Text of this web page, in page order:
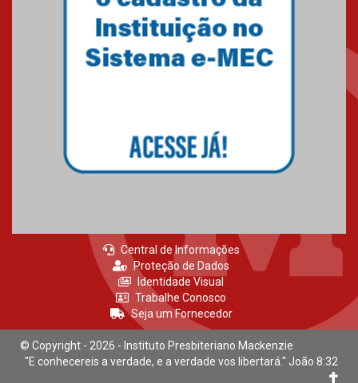
Central de Informações
Proteção de Dados
Identidade Visual
Trabalhe Conosco
Seja um Fornecedor
© Copyright - 2026 - Instituto Presbiteriano Mackenzie
"E conhecereis a verdade, e a verdade vos libertará." João 8:32